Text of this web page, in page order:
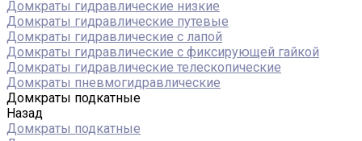
Домкраты гидравлические низкие
Домкраты гидравлические путевые
Домкраты гидравлические с лапой
Домкраты гидравлические с фиксирующей гайкой
Домкраты гидравлические телескопические
Домкраты пневмогидравлические
Домкраты подкатные
Назад
Домкраты подкатные